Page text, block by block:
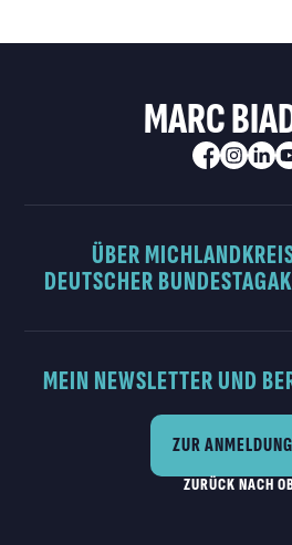
MARC
ÜBER MICH
DEUTSCHER BUNDESTAG
MEIN NEWSLETTER UND
ZUR ANMELDUNG
ZURÜCK NACH